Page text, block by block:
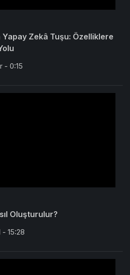
Yapay Zekâ Tuşu: Özelliklere
- 0:15
Oluşturulur?
15:28